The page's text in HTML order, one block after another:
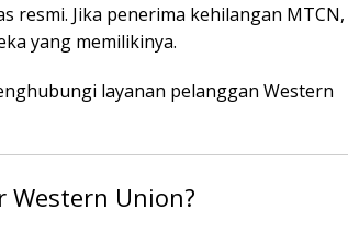
resmi. Jika penerima kehilangan MTCN,
yang memilikinya.
layanan pelanggan Western
Union?